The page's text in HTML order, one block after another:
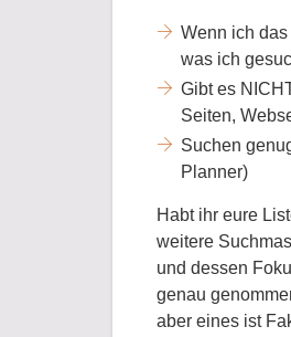
Wenn ich
was ich
Gibt es
Seiten,
Suchen
Planner)
Habt ihr eure
weitere
und dessen
genau
aber eines ist